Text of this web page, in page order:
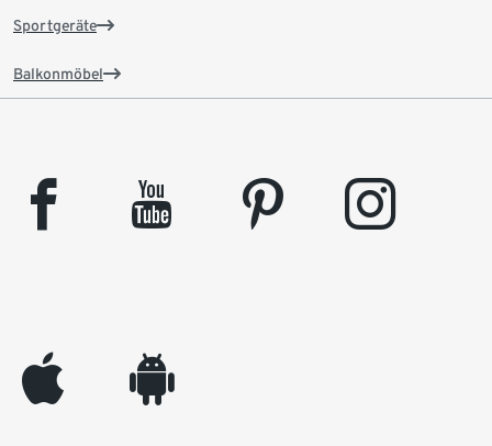
Sportgeräte
Balkonmöbel
facebook youtube pinterest instagram
appleinc android